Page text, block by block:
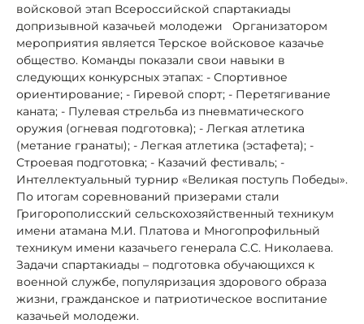
войсковой этап Всероссийской спартакиады
допризывной казачьей молодежи Организатором
мероприятия является Терское войсковое казачье
общество. Команды показали свои навыки в
следующих конкурсных этапах: - Спортивное
ориентирование; - Гиревой спорт; - Перетягивание
каната; - Пулевая стрельба из пневматического
оружия (огневая подготовка); - Легкая атлетика
(метание гранаты); - Легкая атлетика (эстафета); -
Строевая подготовка; - Казачий фестиваль; -
Интеллектуальный турнир «Великая поступь Победы».
По итогам соревнований призерами стали
Григорополисский сельскохозяйственный техникум
имени атамана М.И. Платова и Многопрофильный
техникум имени казачьего генерала С.С. Николаева.
Задачи спартакиады – подготовка обучающихся к
военной службе, популяризация здорового образа
жизни, гражданское и патриотическое воспитание
казачьей молодежи.